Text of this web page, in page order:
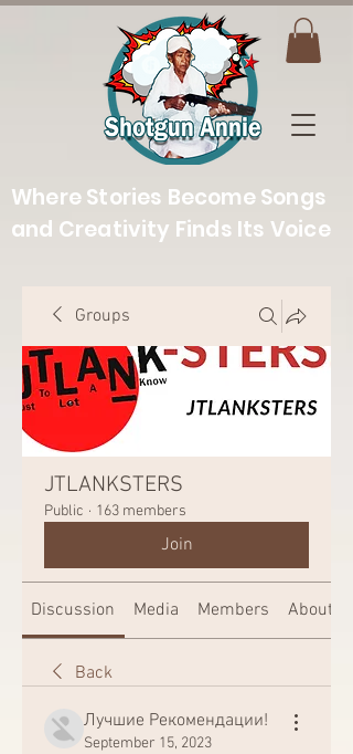
Where Stories Become Songs
and Creativity Finds Its Voice
Groups
JTLANKSTERS
Public · 163 members
Join
Discussion Media Members About
Back
Лучшие Рекомендации!
September 15, 2023